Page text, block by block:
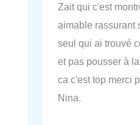
Zait qui c'est
aimable rassurant
seul qui ai trouvé
et pas pousser à
ca c'est top merci
Nina.